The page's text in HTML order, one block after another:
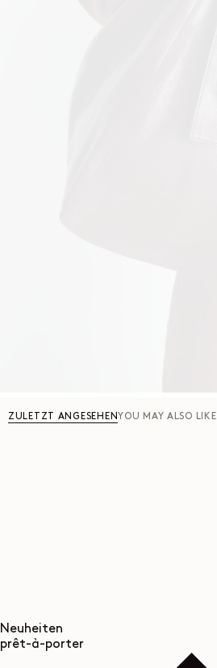
Neuheiten
prêt-à-porter
ZULETZT ANGESEHENYOU MAY ALSO LIKE